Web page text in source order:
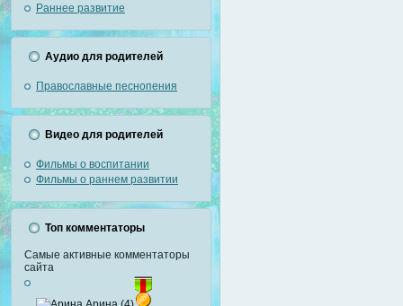
Раннее развитие
Аудио для родителей
Православные песнопения
Видео для родителей
Фильмы о воспитании
Фильмы о раннем развитии
Топ комментаторы
Самые активные комментаторы
сайта